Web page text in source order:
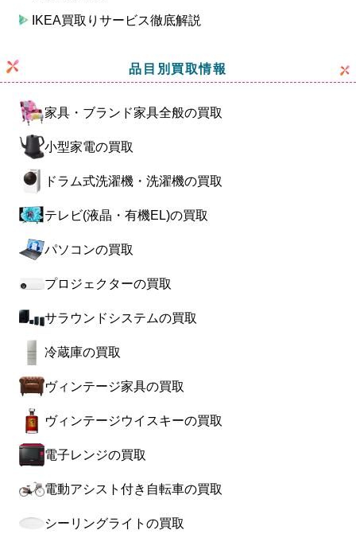
IKEA買取りサービス徹底解説
品目別買取情報
家具・ブランド家具全般の買取
小型家電の買取
ドラム式洗濯機・洗濯機の買取
テレビ(液晶・有機EL)の買取
パソコンの買取
プロジェクターの買取
サラウンドシステムの買取
冷蔵庫の買取
ヴィンテージ家具の買取
ヴィンテージウイスキーの買取
電子レンジの買取
電動アシスト付き自転車の買取
シーリングライトの買取